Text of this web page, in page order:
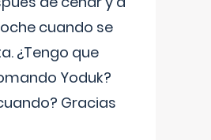
cuando se
¿Tengo que
Yoduk?
Gracias